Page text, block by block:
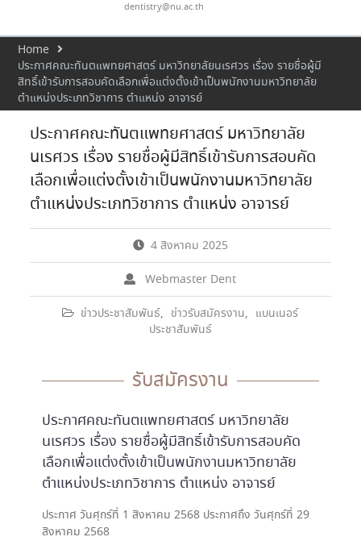
dentistry@nu.ac.th
Home
ประกาศคณะทันตแพทยศาสตร์ มหาวิทยาลัยนเรศวร เรื่อง รายชื่อผู้มี
สิทธิ์เข้ารับการสอบคัดเลือกเพื่อแต่งตั้งเข้าเป็นพนักงานมหาวิทยาลัย
ตำแหน่งประเภทวิชาการ ตำแหน่ง อาจารย์
ประกาศคณะทันตแพทยศาสตร์ มหาวิทยาลัย
นเรศวร เรื่อง รายชื่อผู้มีสิทธิ์เข้ารับการสอบคัด
เลือกเพื่อแต่งตั้งเข้าเป็นพนักงานมหาวิทยาลัย
ตำแหน่งประเภทวิชาการ ตำแหน่ง อาจารย์
4 สิงหาคม 2025
Webmaster Dent
ข่าวประชาสัมพันธ์, ข่าวรับสมัครงาน, แบนเนอร์
ประชาสัมพันธ์
รับสมัครงาน
ประกาศคณะทันตแพทยศาสตร์ มหาวิทยาลัย
นเรศวร เรื่อง รายชื่อผู้มีสิทธิ์เข้ารับการสอบคัด
เลือกเพื่อแต่งตั้งเข้าเป็นพนักงานมหาวิทยาลัย
ตำแหน่งประเภทวิชาการ ตำแหน่ง อาจารย์
ประกาศ วันศุกร์ที่ 1 สิงหาคม 2568 ประกาศถึง วันศุกร์ที่ 29
สิงหาคม 2568